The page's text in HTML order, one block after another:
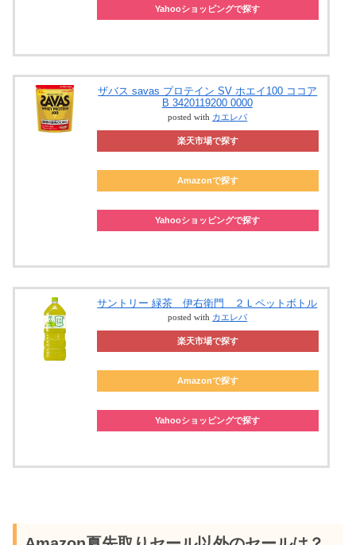
Yahooショッピングで探す
ザバス savas プロテイン SV ホエイ100 ココア
B 3420119200 0000
posted with カエレバ
楽天市場で探す
Amazonで探す
Yahooショッピングで探す
サントリー 緑茶 伊右衛門 ２Ｌペットボトル
posted with カエレバ
楽天市場で探す
Amazonで探す
Yahooショッピングで探す